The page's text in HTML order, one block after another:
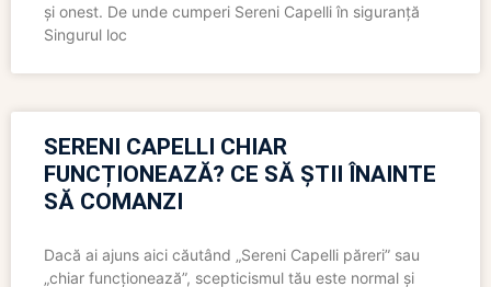
și onest. De unde cumperi Sereni Capelli în siguranță
Singurul loc
SERENI CAPELLI CHIAR
FUNCȚIONEAZĂ? CE SĂ ȘTII ÎNAINTE
SĂ COMANZI
Dacă ai ajuns aici căutând „Sereni Capelli păreri” sau
„chiar funcționează”, scepticismul tău este normal și